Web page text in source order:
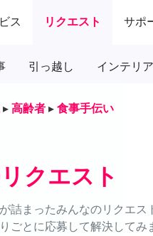
ス リクエスト サポ
引っ越し インテリア
▸ 高齢者 ▸ 食事手伝い
クエスト
詰まったみんなのリクエス
ごとに応募して解決してみ